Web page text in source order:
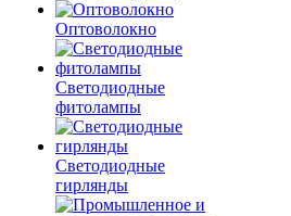
Оптоволокно
Светодиодные
фитолампы
Светодиодные
гирлянды